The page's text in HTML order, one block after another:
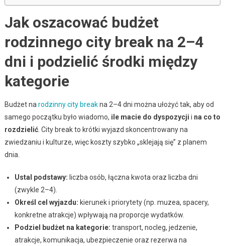
Jak oszacować budżet
rodzinnego city break na 2–4
dni i podzielić środki między
kategorie
Budżet na rodzinny city breakna 2–4 dni można ułożyć tak, aby od
samego początku było wiadomo, ile macie do dyspozycji i na co to
rozdzielić. City break to krótki wyjazd skoncentrowany na
zwiedzaniu i kulturze, więc koszty szybko „sklejają się” z planem
dnia.
Ustal podstawy: liczba osób, łączna kwota oraz liczba dni
(zwykle 2–4).
Określ cel wyjazdu: kierunek i priorytety (np. muzea, spacery,
konkretne atrakcje) wpływają na proporcje wydatków.
Podziel budżet na kategorie: transport, nocleg, jedzenie,
atrakcje, komunikacja, ubezpieczenie oraz rezerwa na